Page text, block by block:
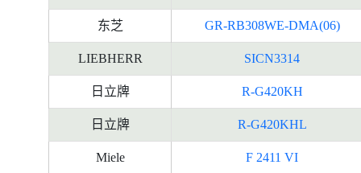
东芝 GR-RB308WE-DMA(06)
LIEBHERR SICN3314
日立牌 R-G420KH
日立牌 R-G420KHL
Miele F 2411 VI